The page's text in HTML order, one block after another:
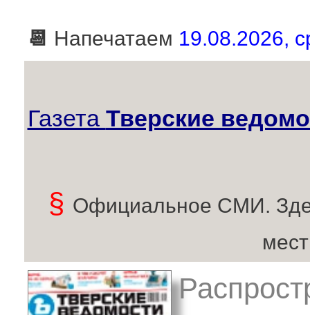
📆 Напечатаем 19.08.2026,
Газета Тверские
§ Официальное СМИ.